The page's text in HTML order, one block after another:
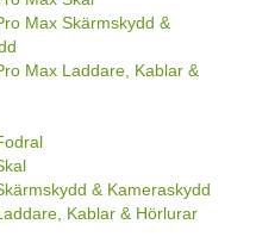
Max Skärmskydd &
Max Laddare, Kablar &
& Kameraskydd
Kablar & Hörlurar